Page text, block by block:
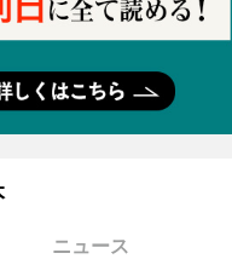
ニュース